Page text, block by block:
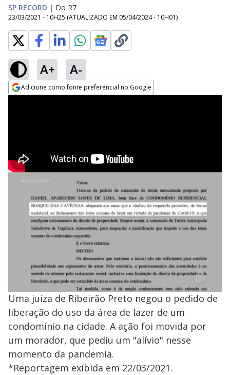
SP RECORD | Do R7
23/03/2021 - 10H25 (ATUALIZADO EM 05/04/2024 - 10H01)
A+ A-
Adicione como fonte preferencial no Google
Uma juíza de Ribeirão Preto negou o pedido de
liberação do uso da área de lazer de um
condomínio na cidade. A ação foi movida por
um morador, que pediu um "alívio" nesse
momento da pandemia.
*Reportagem exibida em 22/03/2021.